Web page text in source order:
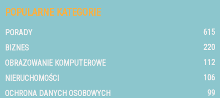
POPULARNE KATEGORIE
PORADY
615
BIZNES
220
OBRAZOWANIE KOMPUTEROWE
112
NIERUCHOMOŚCI
106
OCHRONA DANYCH OSOBOWYCH
99